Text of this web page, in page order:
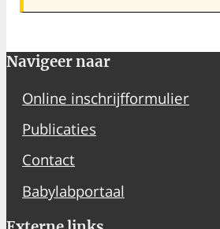
Navigeer naar
Online inschrijfformulier
Publicaties
Contact
Babylabportaal